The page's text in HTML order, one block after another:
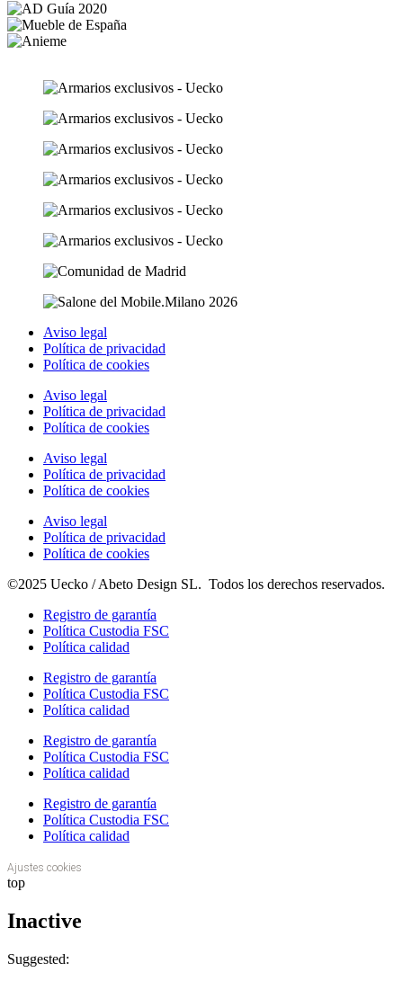
Aviso legal
Política de privacidad
Política de cookies
Aviso legal
Política de privacidad
Política de cookies
Aviso legal
Política de privacidad
Política de cookies
Aviso legal
Política de privacidad
Política de cookies
©2025 Uecko / Abeto Design SL. Todos los derechos reservados.
Registro de garantía
Política Custodia FSC
Política calidad
Registro de garantía
Política Custodia FSC
Política calidad
Registro de garantía
Política Custodia FSC
Política calidad
Registro de garantía
Política Custodia FSC
Política calidad
Ajustes cookies
top
Inactive
Suggested: